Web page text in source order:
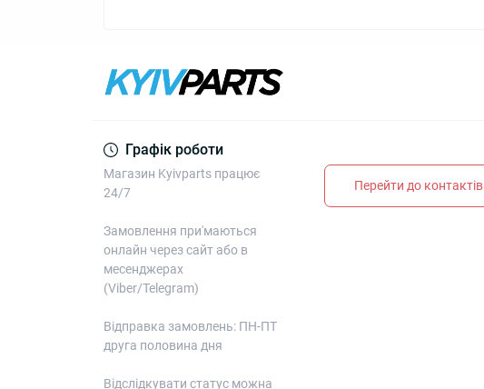
Графік роботи
Магазин Kyivparts працює
24/7
Замовлення при'маються
онлайн через сайт або в
месенджерах
(Viber/Telegram)
Відправка замовлень: ПН-ПТ
друга половина дня
Відслідкувати статус можна
Перейти до контактів